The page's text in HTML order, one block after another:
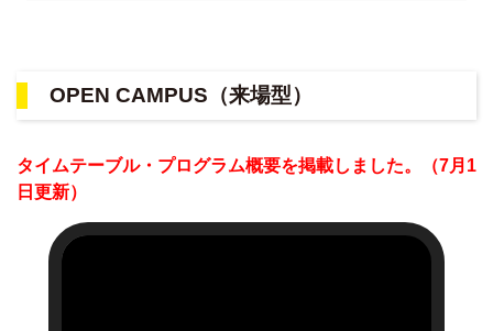
OPEN CAMPUS（来場型）
タイムテーブル・プログラム概要を掲載しました。（7月1
日更新）